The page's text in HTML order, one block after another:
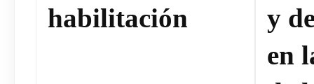
habilitación
y
en